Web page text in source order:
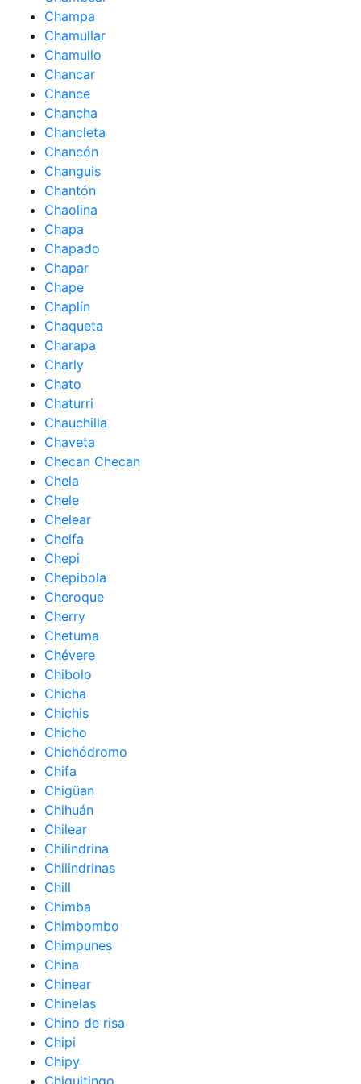
Champa
Chamullar
Chamullo
Chancar
Chance
Chancha
Chancleta
Chancón
Changuis
Chantón
Chaolina
Chapa
Chapado
Chapar
Chape
Chaplín
Chaqueta
Charapa
Charly
Chato
Chaturri
Chauchilla
Chaveta
Checan Checan
Chela
Chele
Chelear
Chelfa
Chepi
Chepibola
Cheroque
Cherry
Chetuma
Chévere
Chibolo
Chicha
Chichis
Chicho
Chichódromo
Chifa
Chigüan
Chihuán
Chilear
Chilindrina
Chilindrinas
Chill
Chimba
Chimbombo
Chimpunes
China
Chinear
Chinelas
Chino de risa
Chipi
Chipy
Chiquitingo